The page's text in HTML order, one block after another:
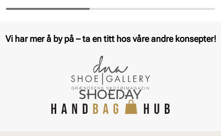
Vi har mer å by på – ta en titt hos våre andre konsepter!